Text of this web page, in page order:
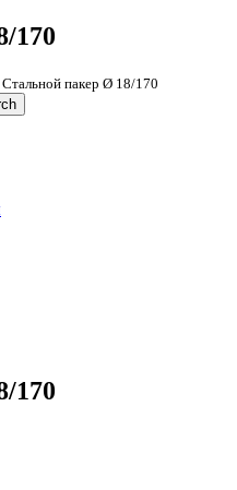
170
пакер Ø 18/170
170